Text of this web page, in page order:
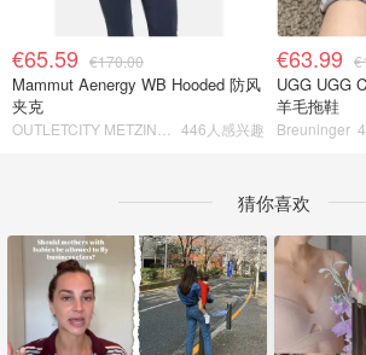
€65.59 €170.00
Mammut Aenergy WB Hooded 防风
夹克
446人感兴趣
€63.99
UGG UGG
羊毛拖鞋
Breuninger
猜你喜欢